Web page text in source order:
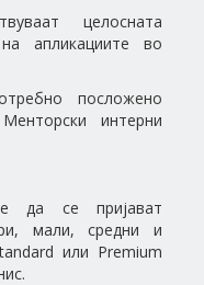
целосната
апликациите во
посложено
интерни
да се пријават
мали, средни и
или Premium